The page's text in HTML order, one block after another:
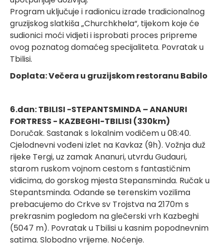
Program uključuje i radionicu izrade tradicionalnog
gruzijskog slatkiša „Churchkhela“, tijekom koje će
sudionici moći vidjeti i isprobati proces pripreme
ovog poznatog domaćeg specijaliteta. Povratak u
Tbilisi.
Doplata: Večera u gruzijskom restoranu Babilo
6.dan: TBILISI -STEPANTSMINDA – ANANURI
FORTRESS - KAZBEGHI-TBILISI (330km)
Doručak. Sastanak s lokalnim vodičem u 08:40.
Cjelodnevni vođeni izlet na Kavkaz (9h). Vožnja duž
rijeke Tergi, uz zamak Ananuri, utvrdu Gudauri,
starom ruskom vojnom cestom s fantastičnim
vidicima, do gorskog mjesta Stepansminda. Ručak u
Stepantsminda. Odande se terenskim vozilima
prebacujemo do Crkve sv Trojstva na 2170m s
prekrasnim pogledom na glečerski vrh Kazbeghi
(5047 m). Povratak u Tbilisi u kasnim popodnevnim
satima. Slobodno vrijeme. Noćenje.